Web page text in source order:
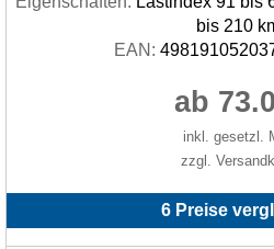
bis 210
EAN:
ab
inkl. gesetzl.
zzgl.
6 Preise